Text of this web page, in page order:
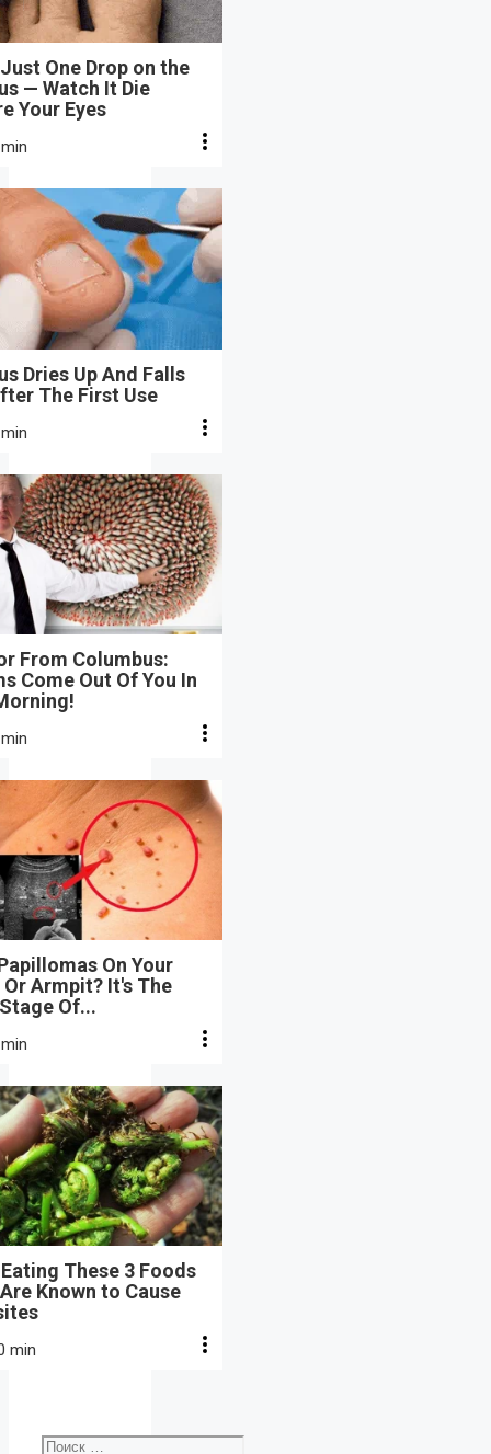
One Drop on the
— Watch It Die
Your Eyes
Dries Up And Falls
The First Use
From Columbus:
Come Out Of You In
On Your
Armpit? It's The
Of...
These 3 Foods
Known to Cause
min
Поиск: